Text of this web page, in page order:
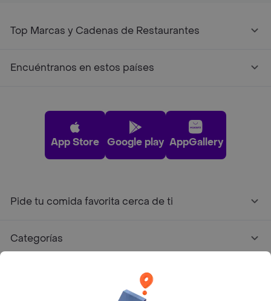
Top Marcas y Cadenas de Restaurantes
Encuéntranos en estos países
App Store Google play AppGallery
Pide tu comida favorita cerca de ti
Categorías